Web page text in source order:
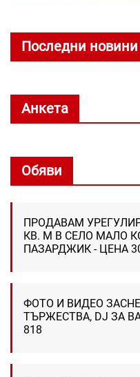
Последни новини
Анкета
Обяви
ПРОДАВАМ
КВ. М В СЕЛО МАЛО
ПАЗАРДЖИК - ЦЕНА
ФОТО И ВИДЕО
ТЪРЖЕСТВА, DJ ЗА
818